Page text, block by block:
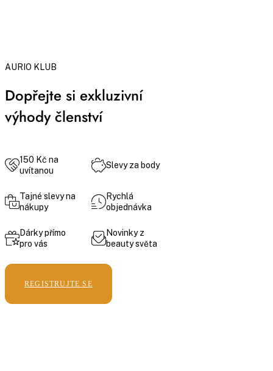
AURIO KLUB
Dopřejte si exkluzivní
výhody členství
150 Kč na
uvítanou
Slevy za body
Tajné slevy na
nákupy
Rychlá
objednávka
Dárky přímo
pro vás
Novinky z
beauty světa
REGISTRUJTE SE